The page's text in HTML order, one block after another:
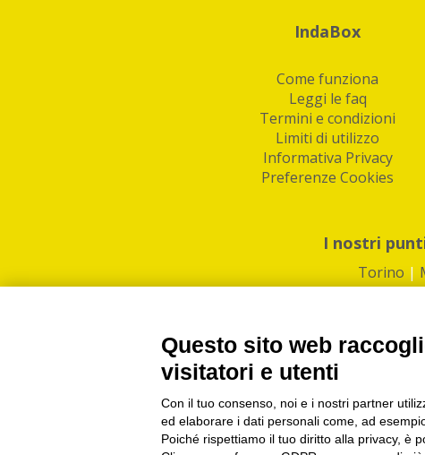
IndaBox
Come funziona
Leggi le faq
Termini e condizioni
Limiti di utilizzo
Informativa Privacy
Preferenze Cookies
I nostri
Torino |
PI/CF/N°Iscr.:
IndaBox | Oltre 11.500 punti
Questo sito web
visitatori e utenti
Con il tuo consenso, noi e i nostri partner
ed elaborare i dati personali come, ad
Poiché rispettiamo il tuo diritto alla privacy, è